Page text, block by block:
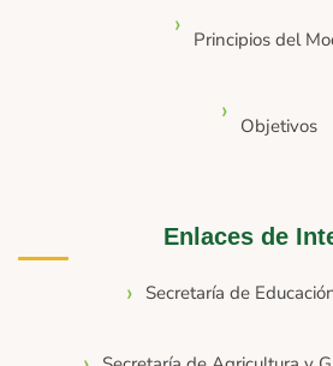
Principios del
Objetivos
Enlaces de
Secretaría de